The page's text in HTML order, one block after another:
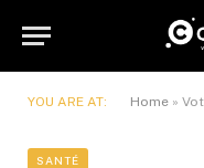
YOU ARE AT: Home »
SANTÉ